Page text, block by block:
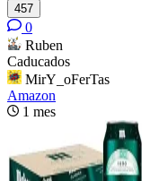
457
0
Ruben
Caducados
MirY_oFerTas
Amazon
1 mes